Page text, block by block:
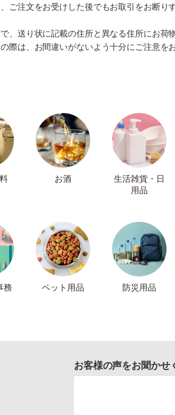
ご注文をお受けした後でもお取引をお断り
、送り状に記載の住所と異なる住所にお
際は、お間違いがないよう十分にご注意を
お酒
生活雑貨・日
用品
務
ペット用品 防災用品
お客様の声をお聞かせ